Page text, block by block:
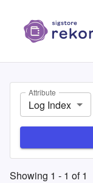
Attribute
Log Index
Showing 1 - 1 of1